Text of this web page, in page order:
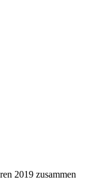
2019 zusammen